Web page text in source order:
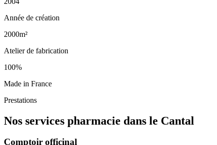
Année de création
2000m²
Atelier de fabrication
100%
Made in France
Prestations
Nos services pharmacie dans le Cantal
Comptoir officinal